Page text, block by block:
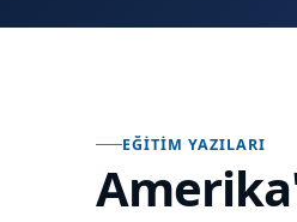
EĞITIM YAZILARI